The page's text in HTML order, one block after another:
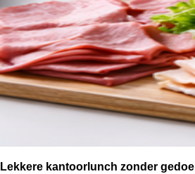
Lekkere kantoorlunch zonder gedoe